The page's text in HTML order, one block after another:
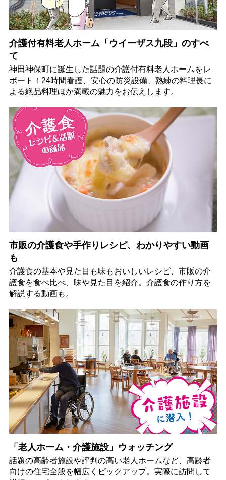
介護付有料老人ホーム「ウイーザス九段」のすべ
て
神田神保町に誕生した話題の介護付有料老人ホームをレ
ポート！24時間看護、安心の防災設備、熟練の料理長に
よる絶品料理ほか満載の魅力をお伝えします。
市販の介護食や手作りレシピ、わかりやすい動画
も
介護食の基本や見た目も味もおいしいレシピ、市販の介
護食を食べ比べ、味や見た目を紹介。介護食の作り方を
解説する動画も。
「老人ホーム・介護施設」ウォッチング
話題の高齢者施設や評判の高い老人ホームなど、高齢者
向けの住宅全般を幅広くピックアップ。実際に訪問して